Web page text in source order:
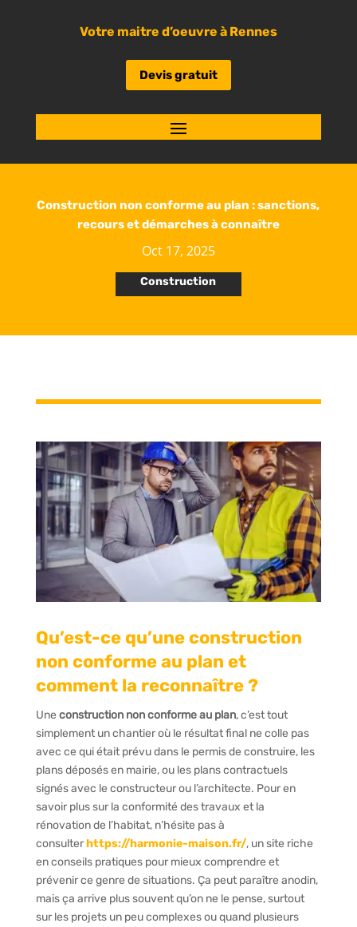
Votre maitre d’oeuvre à Rennes
Devis gratuit
Construction non conforme au plan : sanctions,
recours et démarches à connaître
Oct 17, 2025
Construction
Qu’est-ce qu’une construction
non conforme au plan et
comment la reconnaître ?
Une construction non conforme au plan, c’est tout
simplement un chantier où le résultat final ne colle pas
avec ce qui était prévu dans le permis de construire, les
plans déposés en mairie, ou les plans contractuels
signés avec le constructeur ou l’architecte. Pour en
savoir plus sur la conformité des travaux et la
rénovation de l’habitat, n’hésite pas à
consulterhttps://harmonie-maison.fr/, un site riche
en conseils pratiques pour mieux comprendre et
prévenir ce genre de situations. Ça peut paraître anodin,
mais ça arrive plus souvent qu’on ne le pense, surtout
sur les projets un peu complexes ou quand plusieurs